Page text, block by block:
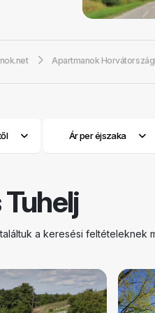
Apartmanok
Ár per éjszaka
a keresési feltételeknek